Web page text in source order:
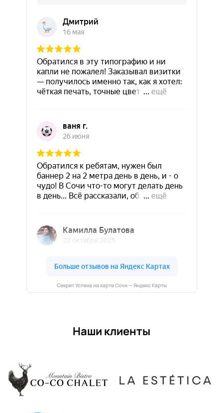
Секрет Успеха на карте Сочи — Яндекс Карты
Наши клиенты